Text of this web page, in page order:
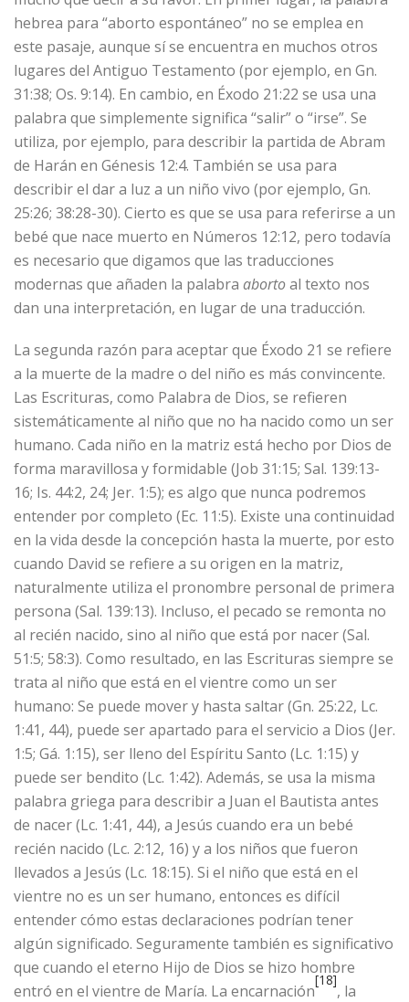
hebrea para “aborto espontáneo” no se emplea en
este pasaje, aunque sí se encuentra en muchos otros
lugares del Antiguo Testamento (por ejemplo, en Gn.
31:38; Os. 9:14). En cambio, en Éxodo 21:22 se usa una
palabra que simplemente significa “salir” o “irse”. Se
utiliza, por ejemplo, para describir la partida de Abram
de Harán en Génesis 12:4. También se usa para
describir el dar a luz a un niño vivo (por ejemplo, Gn.
25:26; 38:28-30). Cierto es que se usa para referirse a un
bebé que nace muerto en Números 12:12, pero todavía
es necesario que digamos que las traducciones
modernas que añaden la palabra abortoal texto nos
dan una interpretación, en lugar de una traducción.
La segunda razón para aceptar que Éxodo 21 se refiere
a la muerte de la madre o del niño es más convincente.
Las Escrituras, como Palabra de Dios, se refieren
sistemáticamente al niño que no ha nacido como un ser
humano. Cada niño en la matriz está hecho por Dios de
forma maravillosa y formidable (Job 31:15; Sal. 139:13-
16; Is. 44:2, 24; Jer. 1:5); es algo que nunca podremos
entender por completo (Ec. 11:5). Existe una continuidad
en la vida desde la concepción hasta la muerte, por esto
cuando David se refiere a su origen en la matriz,
naturalmente utiliza el pronombre personal de primera
persona (Sal. 139:13). Incluso, el pecado se remonta no
al recién nacido, sino al niño que está por nacer (Sal.
51:5; 58:3). Como resultado, en las Escrituras siempre se
trata al niño que está en el vientre como un ser
humano: Se puede mover y hasta saltar (Gn. 25:22, Lc.
1:41, 44), puede ser apartado para el servicio a Dios (Jer.
1:5; Gá. 1:15), ser lleno del Espíritu Santo (Lc. 1:15) y
puede ser bendito (Lc. 1:42). Además, se usa la misma
palabra griega para describir a Juan el Bautista antes
de nacer (Lc. 1:41, 44), a Jesús cuando era un bebé
recién nacido (Lc. 2:12, 16) y a los niños que fueron
llevados a Jesús (Lc. 18:15). Si el niño que está en el
vientre no es un ser humano, entonces es difícil
entender cómo estas declaraciones podrían tener
algún significado. Seguramente también es significativo
que cuando el eterno Hijo de Dios se hizo hombre
entró en el vientre de María. La encarnación
[18]
, la